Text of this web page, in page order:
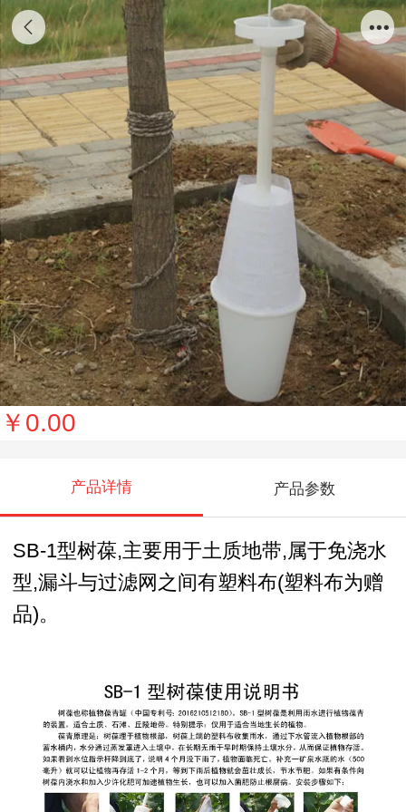
树葆-土质地带-免浇水型
￥0.00
产品详情 产品参数
SB-1型树葆,主要用于土质地带,属于免浇水
型,漏斗与过滤网之间有塑料布(塑料布为赠
品)。